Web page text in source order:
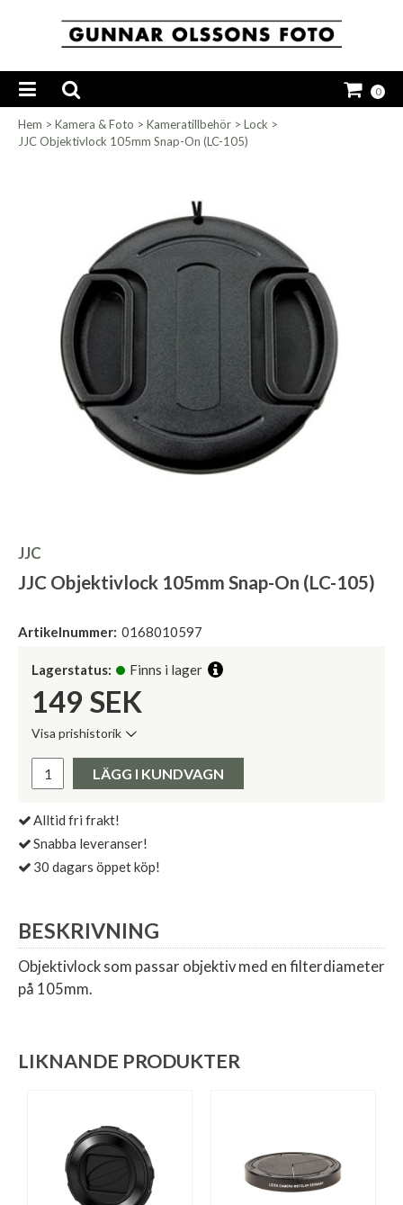
0
Hem > Kamera & Foto > Kameratillbehör > Lock >
JJC Objektivlock 105mm Snap-On (LC-105)
JJC
JJC Objektivlock 105mm Snap-On (LC-105)
Artikelnummer: 0168010597
Lagerstatus: Finns i lager
149 SEK
Visa prishistorik
Pris:
LÄGG I KUNDVAGN
Alltid fri frakt!
Snabba leveranser!
30 dagars öppet köp!
BESKRIVNING
Objektivlock som passar objektiv med en filterdiameter
på 105mm.
LIKNANDE PRODUKTER